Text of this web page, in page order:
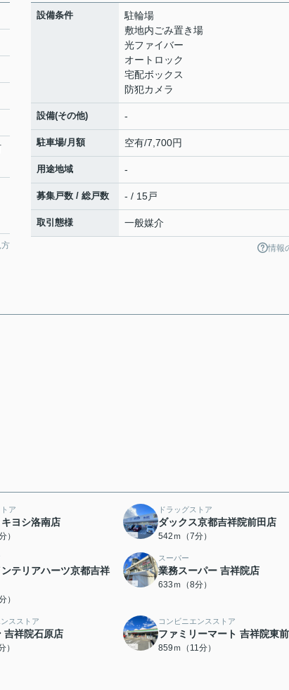
設備条件
駐輪場
敷地内ごみ置き場
光ファイバー
オートロック
宅配ボックス
防犯カメラ
設備(その他) -
駐車場/月額 空有/7,700円
用途地域 -
募集戸数 / 総戸数 - / 15戸
取引態様 一般媒介
情報
ア
ヨシ洛南店
）
ドラッグストア
ダックス京都吉祥院前田店
542ｍ（7分）
テリアハーツ京都吉祥
）
スーパー
業務スーパー 吉祥院店
633ｍ（8分）
スストア
吉祥院石原店
）
コンビニエンスストア
ファミリーマート 吉祥院東
859ｍ（11分）